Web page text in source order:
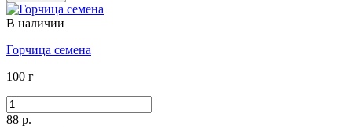
В наличии
Горчица семена
100 г
88 р.